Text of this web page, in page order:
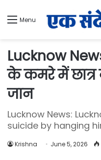
Menu
Lucknow
के कमरे में छात्र
जान
Lucknow News:
suicide by hanging
Krishna June 5, 2026